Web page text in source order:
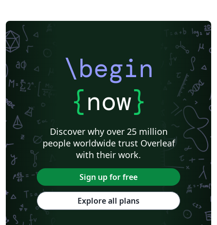
\begin
{now}
Discover why over 25 million
people worldwide trust Overleaf
with their work.
Sign up for free
Explore all plans